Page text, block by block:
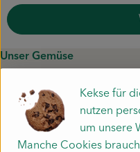
Hofverkauf
Firmenkunden
Unser Gemüse
Häufige Fragen zur Kiste
Schnupperkiste
Unsere App
Kekse für
nutzen
um unsere
Manche Cookies